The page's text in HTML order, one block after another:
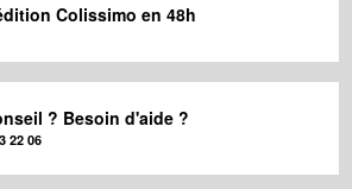
Colissimo en 48h
? Besoin d'aide ?
22 06